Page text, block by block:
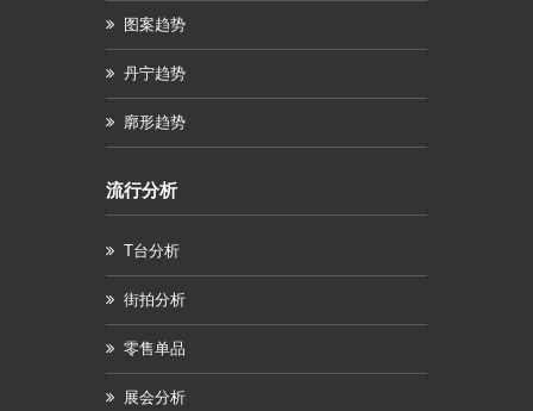
图案趋势
丹宁趋势
廓形趋势
流行分析
T台分析
街拍分析
零售单品
展会分析